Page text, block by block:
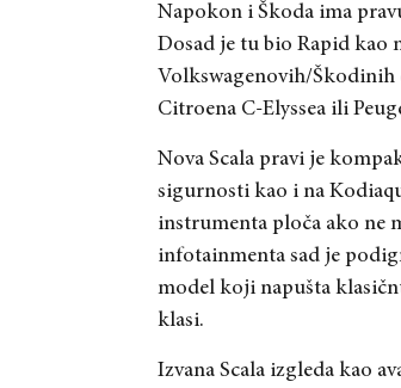
Napokon i Škoda ima
Dosad je tu bio Rapid kao
Volkswagenovih/
Citroena C-Elyssea ili
Nova Scala pravi je
sigurnosti kao i na
instrumenta ploča ako ne
infotainmenta sad je
model koji napušta
klasi.
Izvana Scala izgleda kao